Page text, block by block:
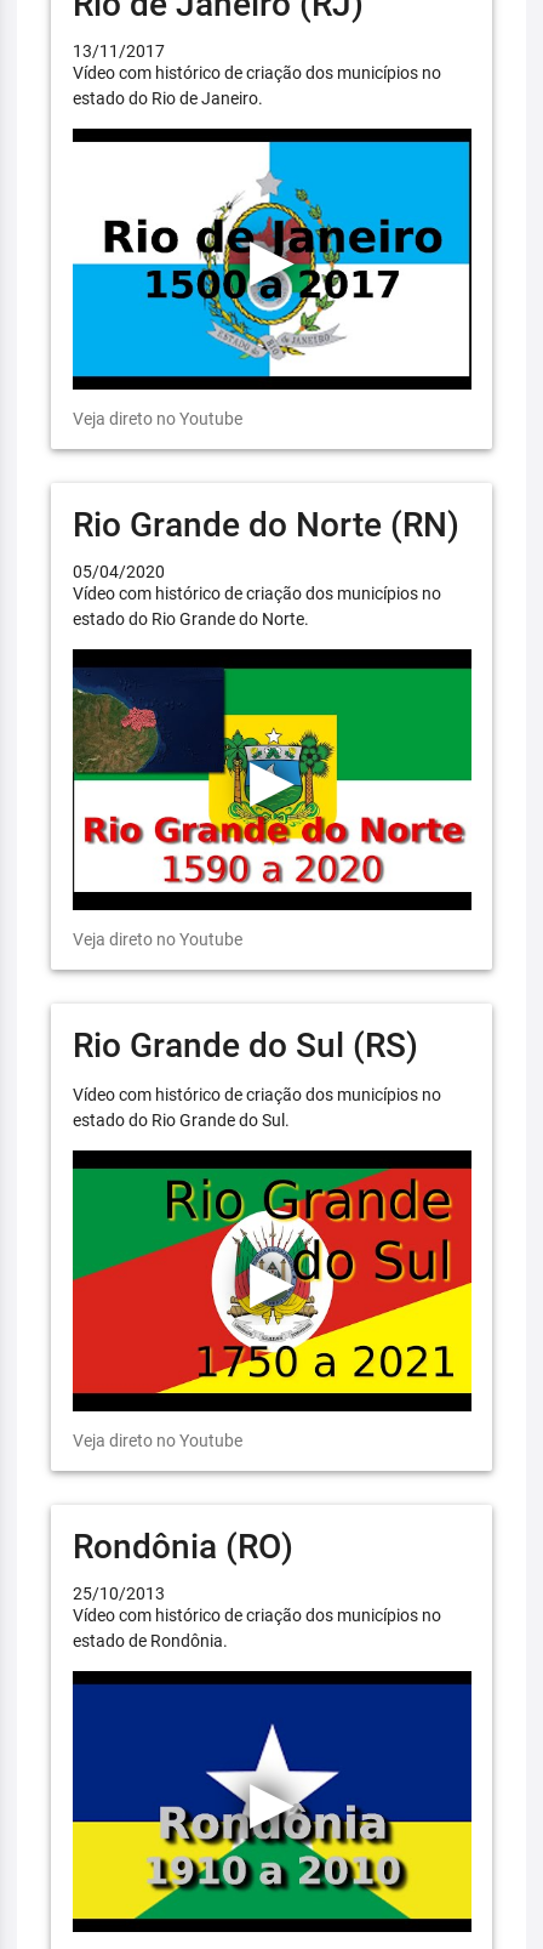
13/11/2017
Vídeo com histórico de criação dos municípios no
estado do Rio de Janeiro.
Veja direto no Youtube
Rio Grande do Norte (RN)
05/04/2020
Vídeo com histórico de criação dos municípios no
estado do Rio Grande do Norte.
Veja direto no Youtube
Rio Grande do Sul (RS)
Vídeo com histórico de criação dos municípios no
estado do Rio Grande do Sul.
Veja direto no Youtube
Rondônia (RO)
25/10/2013
Vídeo com histórico de criação dos municípios no
estado de Rondônia.